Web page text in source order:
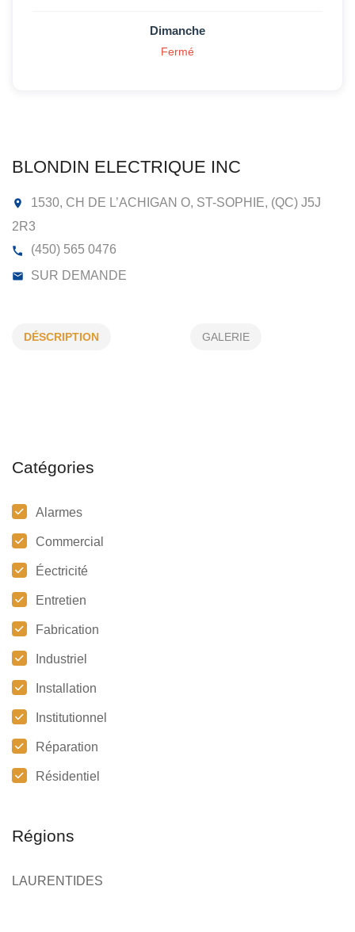
BLONDIN ELECTRIQUE INC
DÉSCRIPTION GALERIE
Catégories
Alarmes
Commercial
Éectricité
Entretien
Fabrication
Industriel
Installation
Institutionnel
Réparation
Résidentiel
Régions
LAURENTIDES
Dimanche
Fermé